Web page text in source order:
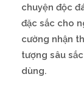
chuyện độc
đặc sắc cho
cường nhận
tượng sâu
dùng.